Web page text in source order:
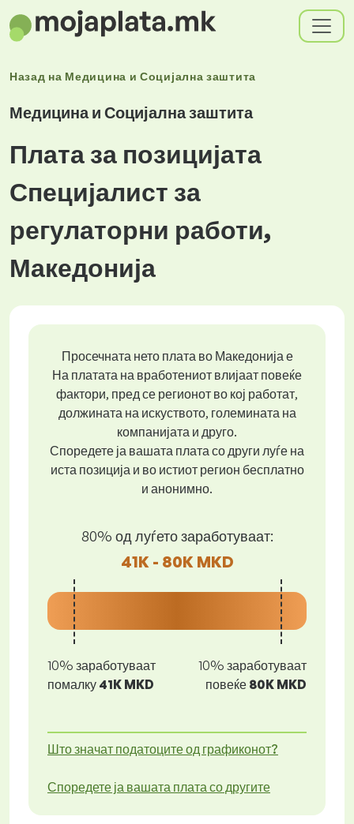
Назад на Медицина и Социјална заштита
Медицина и Социјална заштита
Плата за позицијата
Специјалист за
регулаторни работи,
Македонија
Просечната нето плата во Македонија е
На платата на вработениот влијаат повеќе
фактори, пред се регионот во кој работат,
должината на искуството, големината на
компанијата и друго.
Споредете ја вашата плата со други луѓе на
иста позиција и во истиот регион бесплатно
и анонимно.
80% од луѓето заработуваат:
41K - 80K MKD
10% заработуваат
помалку 41K MKD
10% заработуваат
повеќе 80K MKD
Што значат податоците од графиконот?
Споредете ја вашата плата со другите